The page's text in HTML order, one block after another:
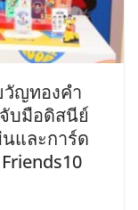
ญทองคำ
บมือดิสนีย์
และการ์ด